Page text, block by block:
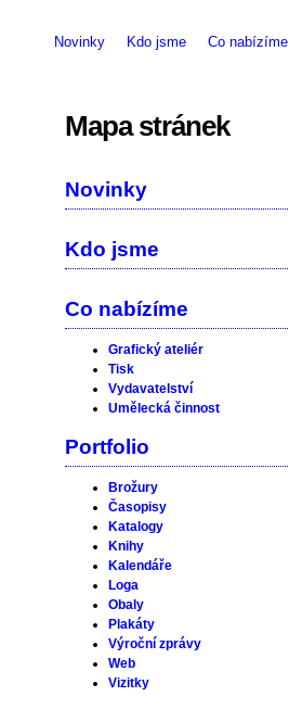
Novinky Kdo jsme Co nabízíme
Mapa stránek
Novinky
Kdo jsme
Co nabízíme
Grafický ateliér
Tisk
Vydavatelství
Umělecká činnost
Portfolio
Brožury
Časopisy
Katalogy
Knihy
Kalendáře
Loga
Obaly
Plakáty
Výroční zprávy
Web
Vizitky